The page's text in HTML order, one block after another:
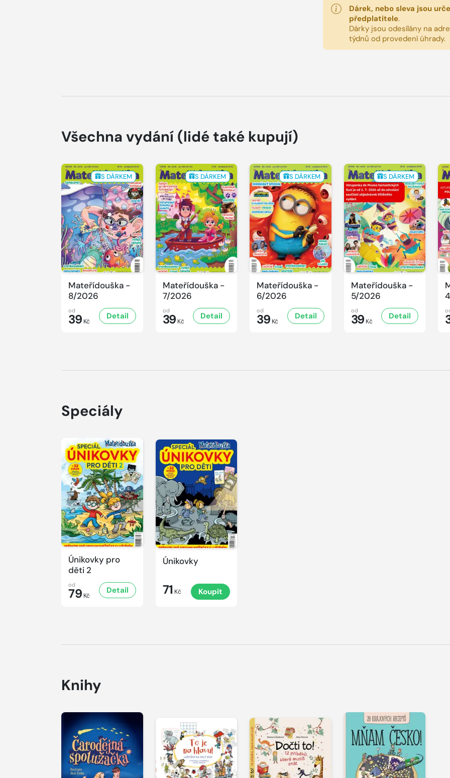
Dárek, nebo sleva jsou
předplatitele.
Dárky jsou odesílány na
týdnů od provedení úhrady.
Všechna vydání (lidé také kupují)
S DÁRKEM
Mateřídouška -
8/2026
od
39 Kč
Detail
S DÁRKEM
Mateřídouška -
7/2026
od
39 Kč
Detail
S DÁRKEM
Mateřídouška -
6/2026
od
39 Kč
Detail
S DÁRKEM
Mateřídouška -
5/2026
od
39 Kč
Detail
Speciály
Únikovky pro
děti 2
od
79 Kč
Detail
Únikovky
71 Kč Koupit
Knihy